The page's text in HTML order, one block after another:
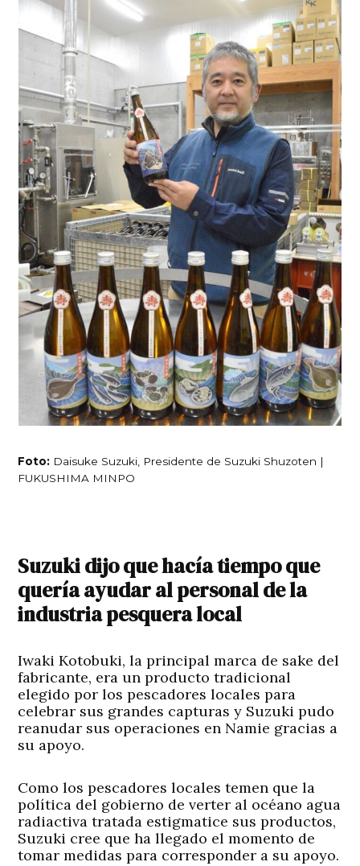
Foto: Daisuke Suzuki, Presidente de Suzuki Shuzoten |
FUKUSHIMA MINPO
Suzuki dijo que hacía tiempo que
quería ayudar al personal de la
industria pesquera local
Iwaki Kotobuki, la principal marca de sake del
fabricante, era un producto tradicional
elegido por los pescadores locales para
celebrar sus grandes capturas y Suzuki pudo
reanudar sus operaciones en Namie gracias a
su apoyo.
Como los pescadores locales temen que la
política del gobierno de verter al océano agua
radiactiva tratada estigmatice sus productos,
Suzuki cree que ha llegado el momento de
tomar medidas para corresponder a su apoyo.